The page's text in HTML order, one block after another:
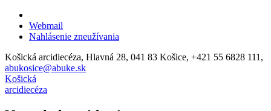
Webmail
Nahlásenie zneužívania
Košická arcidiecéza, Hlavná 28, 041 83 Košice, +421 55 6828 111,
abukosice@abuke.sk
Košická
arcidiecéza